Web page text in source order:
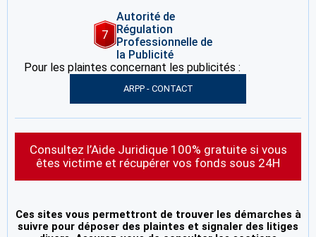
7
Autorité de
Régulation
Professionnelle de
la Publicité
Pour les plaintes concernant les publicités :
ARPP - CONTACT
Consultez l’Aide Juridique 100% gratuite si vous
êtes victime et récupérer vos fonds sous 24H
Ces sites vous permettront de trouver les démarches à
suivre pour déposer des plaintes et signaler des litiges